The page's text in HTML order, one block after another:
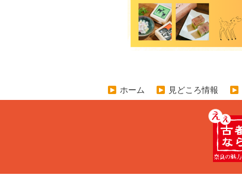
ホーム 見どころ情報